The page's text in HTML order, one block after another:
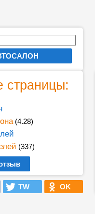
страницы:
(4.28)
(337)
TW OK